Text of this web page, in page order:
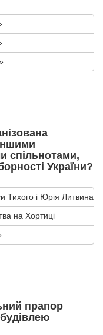
спільнотами,
України?
Тихого і Юрія Литвина
на Хортиці
прапор